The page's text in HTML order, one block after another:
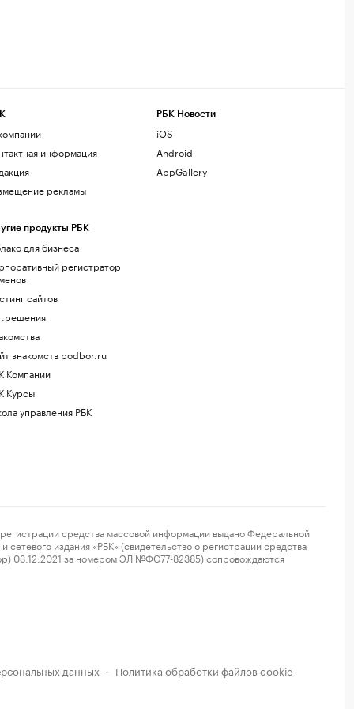
информация
рекламы
продукты РБК
для бизнеса
регистратор
сайтов
знакомств podbor.ru
Компании
Курсы
управления РБК
РБК Новости
iOS
Android
AppGallery
средства массовой информации выдано Федеральной
издания «РБК» (свидетельство о регистрации средства
03.12.2021 за номером ЭЛ №ФС77-82385) сопровождаются
данных · Политика обработки файлов cookie